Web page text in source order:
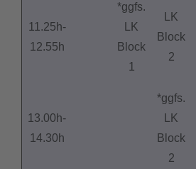
11.25h-
12.55h
*ggfs.
LK
Block
1
LK
Block
2
13.00h-
14.30h
*ggfs.
LK
Block
2